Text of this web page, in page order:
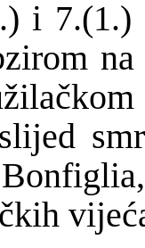
i 7.(1.)